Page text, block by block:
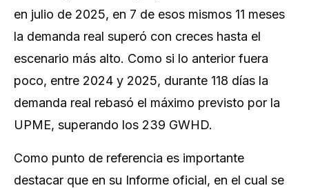
en julio de 2025, en 7 de esos mismos 11 meses
la demanda real superó con creces hasta el
escenario más alto. Como si lo anterior fuera
poco, entre 2024 y 2025, durante 118 días la
demanda real rebasó el máximo previsto por la
UPME, superando los 239 GWHD.
Como punto de referencia es importante
destacar que en su Informe oficial, en el cual se